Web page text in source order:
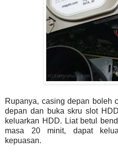
Rupanya, casing depan boleh
depan dan buka skru slot
keluarkan HDD. Liat betul
masa 20 minit, dapat
kepuasan.